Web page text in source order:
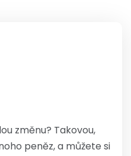
změnu? Takovou,
peněz, a můžete si